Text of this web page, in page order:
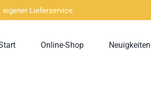
eigener Lieferservice
Online-Shop Neuigkeiten